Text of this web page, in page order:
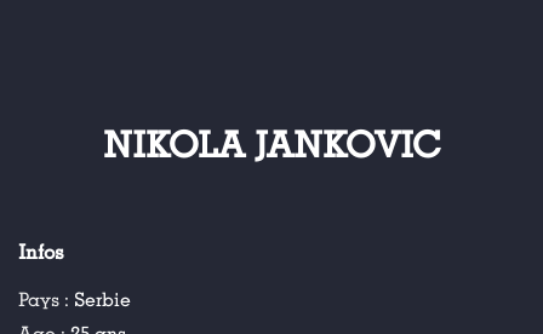
NIKOLA JANKOVIC
Infos
Pays : Serbie